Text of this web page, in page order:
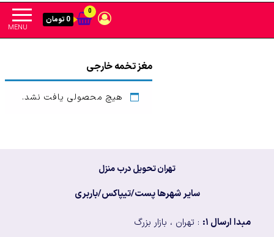
MENU
0
0 تومان
مغز تخمه خارجی
هیچ محصولی یافت نشد.
تهران تحویل درب منزل
سایر شهرها پست/تیپاکس/باربری
مبدا ارسال ۱: : تهران ، بازار بزرگ